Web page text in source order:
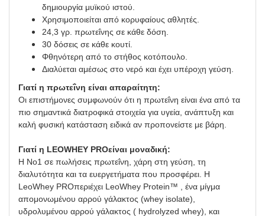
δημιουργία μυϊκού ιστού.
Χρησιμοποιείται από κορυφαίους αθλητές.
24,3 γρ. πρωτεΐνης σε κάθε δόση.
30 δόσεις σε κάθε κουτί.
Φθηνότερη από το στήθος κοτόπουλο.
Διαλύεται αμέσως στο νερό και έχει υπέροχη γεύση.
Γιατί η πρωτεΐνη είναι απαραίτητη:
Οι επιστήμονες συμφωνούν ότι η πρωτεΐνη είναι ένα από τα
πιο σημαντικά διατροφικά στοιχεία για υγεία, ανάπτυξη και
καλή φυσική κατάσταση ειδικά αν προπονείστε με βάρη.
Γιατί η LEOWHEY PROείναι μοναδική:
Η Νο1 σε πωλήσεις πρωτεΐνη, χάρη στη γεύση, τη
διαλυτότητα και τα ευεργετήματα που προσφέρει. Η
LeoWhey PROπεριέχει LeoWhey Protein™ , ένα μίγμα
απομονωμένου αρρού γάλακτος (whey isolate),
υδρολυμένου αρρού γάλακτος ( hydrolyzed whey), και